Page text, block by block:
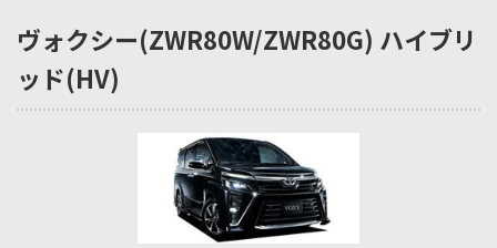
ヴォクシー(ZWR80W/ZWR80G) ハイブリ
ッド(HV)